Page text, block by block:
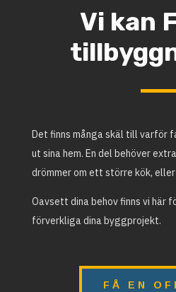
Vi kan
Det finns många skäl till varför
ut sina hem. En del behöver
drömmer om ett större kök,
Oavsett dina behov finns vi här
förverkliga dina byggprojekt.
FÅ EN